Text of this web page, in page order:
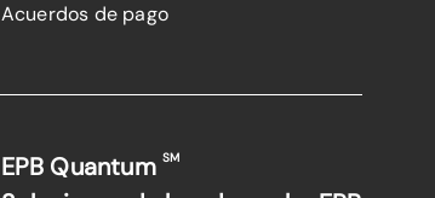
Acuerdos de pago
EPB QuantumSM